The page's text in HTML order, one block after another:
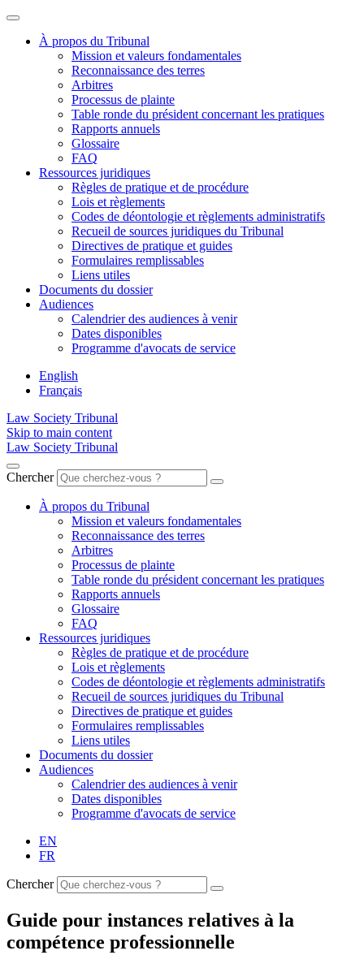
À propos du Tribunal
Mission et valeurs fondamentales
Reconnaissance des terres
Arbitres
Processus de plainte
Table ronde du président concernant les pratiques
Rapports annuels
Glossaire
FAQ
Ressources juridiques
Règles de pratique et de procédure
Lois et règlements
Codes de déontologie et règlements administratifs
Recueil de sources juridiques du Tribunal
Directives de pratique et guides
Formulaires remplissables
Liens utiles
Documents du dossier
Audiences
Calendrier des audiences à venir
Dates disponibles
Programme d'avocats de service
English
Français
Law Society Tribunal
Skip to main content
Law Society Tribunal
Chercher
À propos du Tribunal
Mission et valeurs fondamentales
Reconnaissance des terres
Arbitres
Processus de plainte
Table ronde du président concernant les pratiques
Rapports annuels
Glossaire
FAQ
Ressources juridiques
Règles de pratique et de procédure
Lois et règlements
Codes de déontologie et règlements administratifs
Recueil de sources juridiques du Tribunal
Directives de pratique et guides
Formulaires remplissables
Liens utiles
Documents du dossier
Audiences
Calendrier des audiences à venir
Dates disponibles
Programme d'avocats de service
EN
FR
Chercher
Guide pour instances relatives à la
compétence professionnelle